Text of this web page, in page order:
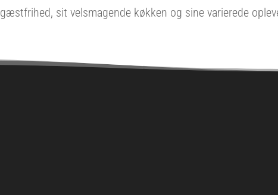
gæstfrihed, sit velsmagende køkken og sine varierede